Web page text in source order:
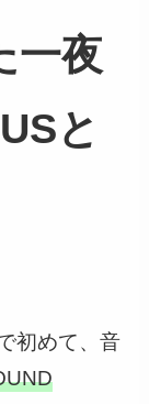
一夜
と
初めて、音